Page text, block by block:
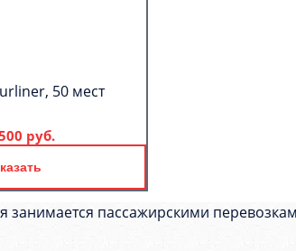
50 мест
руб.
пассажирскими